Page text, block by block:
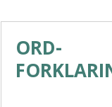
ORD-